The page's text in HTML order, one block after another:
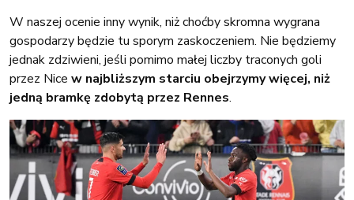
W naszej ocenie inny wynik, niż choćby skromna wygrana
gospodarzy będzie tu sporym zaskoczeniem. Nie będziemy
jednak zdziwieni, jeśli pomimo małej liczby traconych goli
przez Nice w najbliższym starciu obejrzymy więcej, niż
jedną bramkę zdobytą przez Rennes.